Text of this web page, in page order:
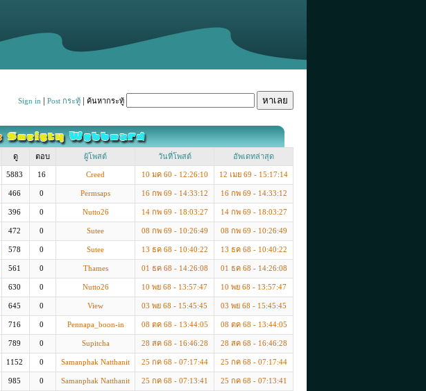
Sign in | Post กระทู้ | ค้นหากระทู้
ดู ตอบ ผู้โพสต์ วันที่โพสต์ อัพเดทล่าสุด
5883 16 Creed 10 มค 60 - 12:26:10 12 เมย 69 - 15:17:14
466 0 Permsaps 16 กพ 69 - 14:33:12 16 กพ 69 - 14:33:12
396 0 Nutto26 14 กพ 69 - 18:03:27 14 กพ 69 - 18:03:27
472 0 Sutee 08 กพ 69 - 10:26:49 08 กพ 69 - 10:26:49
578 0 Sutee 13 ธค 68 - 10:40:22 13 ธค 68 - 10:40:22
561 0 Thames 01 ธค 68 - 14:26:08 01 ธค 68 - 14:26:08
630 0 Nutto26 10 พย 68 - 13:57:47 10 พย 68 - 13:57:47
645 0 View 03 พย 68 - 15:45:45 03 พย 68 - 15:45:45
716 0 Pennapa_boon-in 08 ตค 68 - 13:44:05 08 ตค 68 - 13:44:05
789 0 Supitcha 28 สค 68 - 16:46:28 28 สค 68 - 16:46:28
1152 0 Samanphak Natthanit 25 กค 68 - 07:17:44 25 กค 68 - 07:17:44
985 0 Samanphak Natthanit 25 กค 68 - 07:13:41 25 กค 68 - 07:13:41